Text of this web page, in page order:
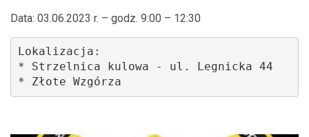
Data: 03.06.2023 r. – godz. 9:00 – 12:30
Lokalizacja:
* Strzelnica kulowa - ul. Legnicka 44
* Złote Wzgórza